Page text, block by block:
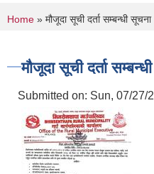
You are here
Home » मौजूदा सूची दर्ता सम्बन्धी सूचना
मौजूदा सूची दर्ता
Submitted on: Sun, 07/27/